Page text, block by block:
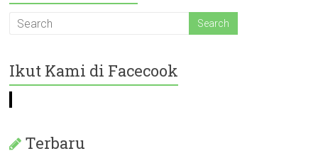
Ikut Kami di Facecook
Terbaru